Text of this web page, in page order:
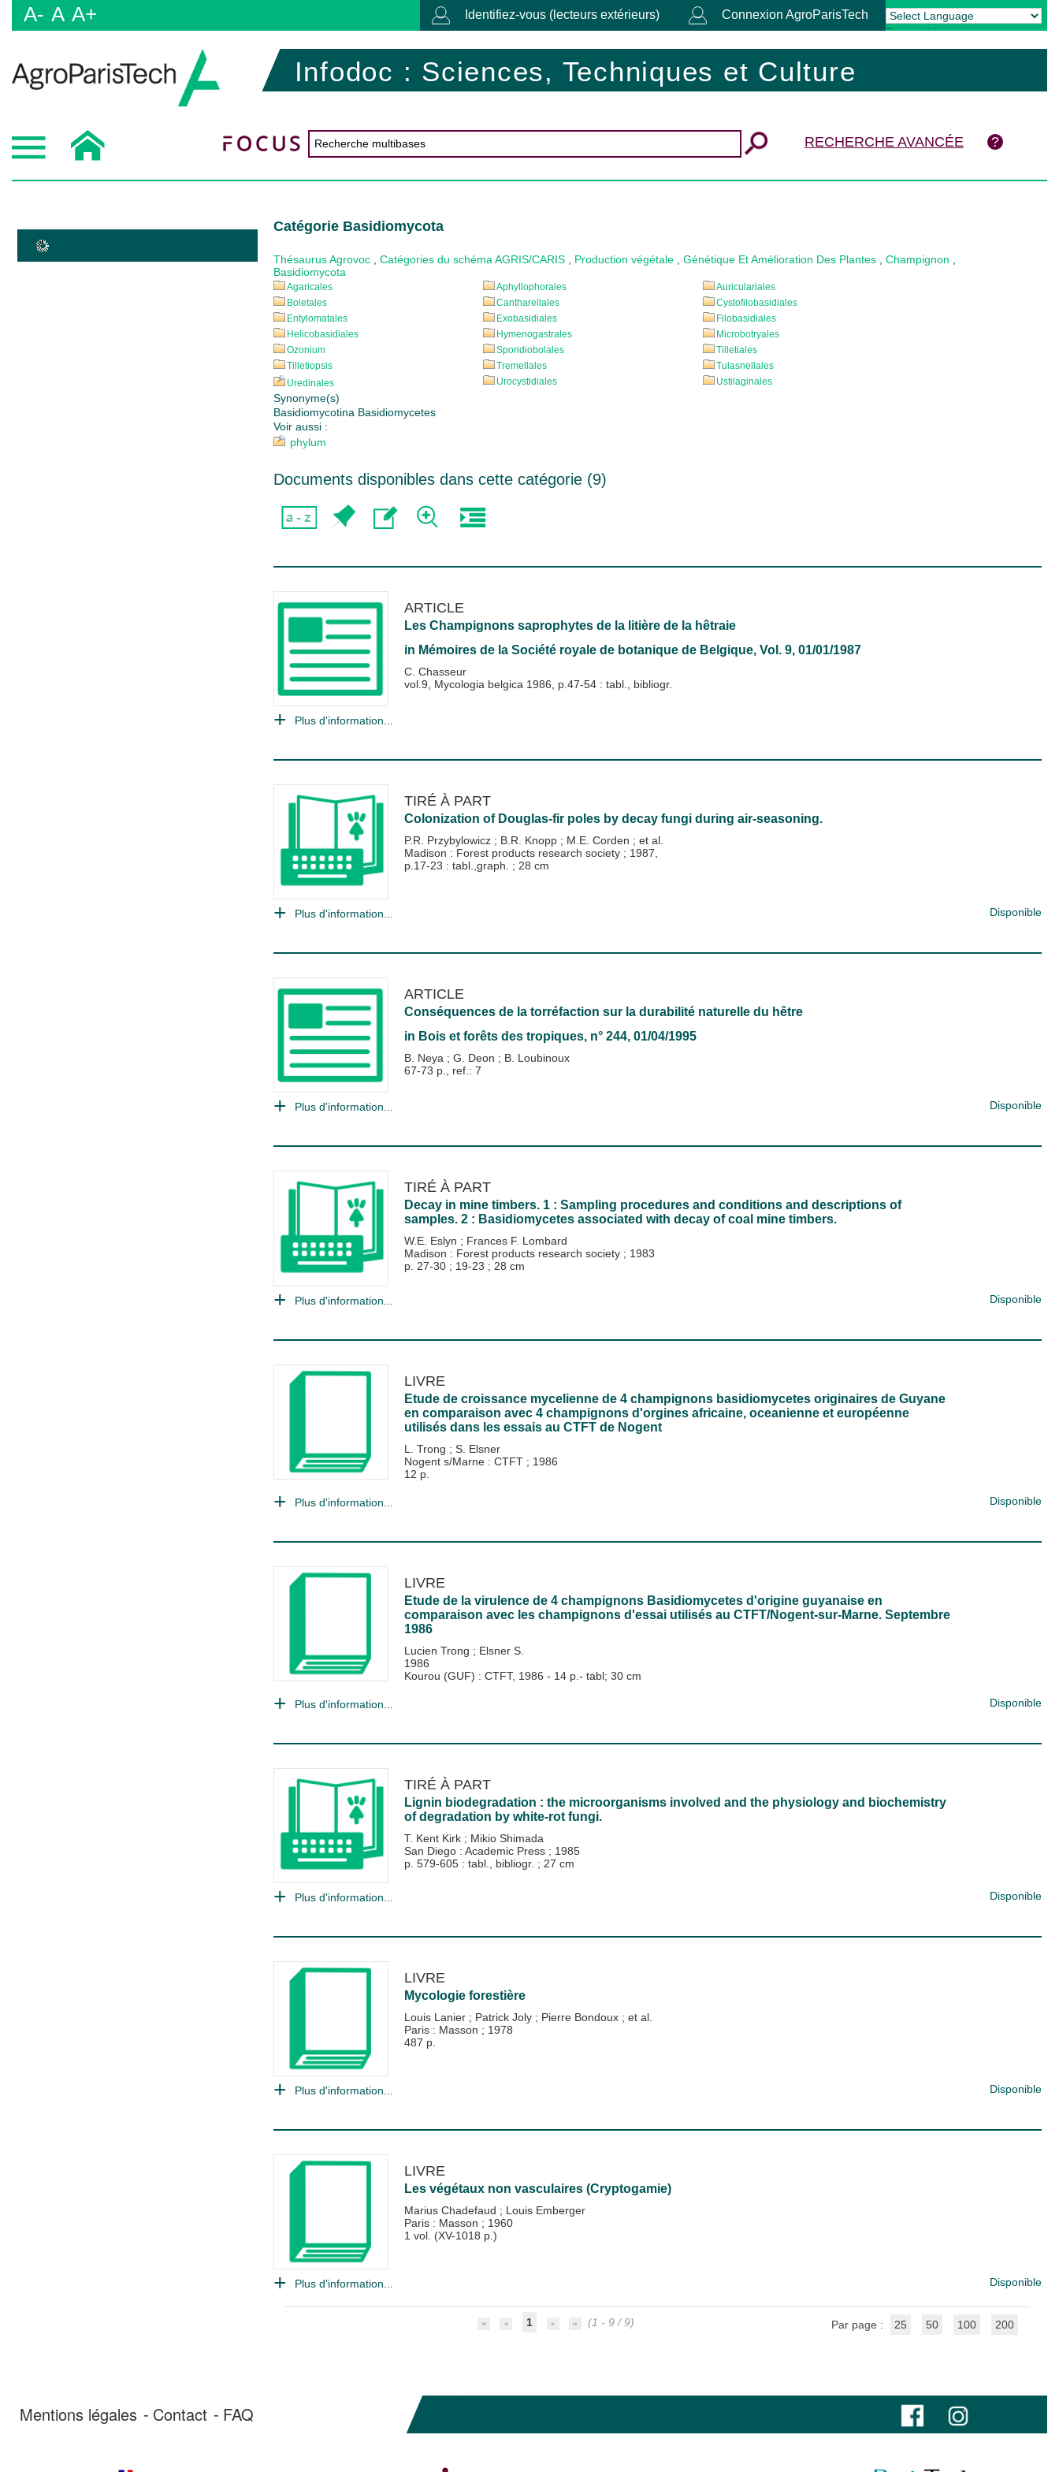
A- A A+ Identifiez-vous (lecteurs extérieurs) Connexion AgroParisTech
Powered by Translate
Infodoc : Sciences, Techniques et Culture
RECHERCHE AVANCÉE
Catégorie Basidiomycota
Thésaurus Agrovoc Catégories du schéma AGRIS/CARIS Production végétale Génétique Et Amélioration Des Plantes Champignon
Basidiomycota
Agaricales Aphyllophorales
Auriculariales
Boletales
Cantharellales
Cystofilobasidiales
Entylomatales
Exobasidiales
Filobasidiales
Helicobasidiales
Hymenogastrales
Microbotryales
Ozonium
Sporidiobolales
Tilletiales
Tilletiopsis
Tremellales
Tulasnellales
Uredinales
Urocystidiales Ustilaginales
Synonyme(s)
Basidiomycotina Basidiomycetes
Voir aussi :
phylum
Documents disponibles dans cette catégorie (9)
ARTICLE
Les Champignons saprophytes de la litière de la hêtraie
in Mémoires de la Société royale de botanique de Belgique, Vol. 9, 01/01/1987
C. Chasseur
vol.9, Mycologia belgica 1986, p.47-54 : tabl., bibliogr.
Plus d'information...
TIRÉ À PART
Colonization of Douglas-fir poles by decay fungi during air-seasoning.
P.R. Przybylowicz ; B.R. Knopp ; M.E. Corden ; et al.
Madison : Forest products research society ; 1987,
p.17-23 : tabl.,graph. ; 28 cm
Plus d'information... Disponible
ARTICLE
Conséquences de la torréfaction sur la durabilité naturelle du hêtre
in Bois et forêts des tropiques, n° 244, 01/04/1995
B. Neya ; G. Deon ; B. Loubinoux
67-73 p., ref.: 7
Plus d'information... Disponible
TIRÉ À PART
Decay in mine timbers. 1 : Sampling procedures and conditions and descriptions of
samples. 2 : Basidiomycetes associated with decay of coal mine timbers.
W.E. Eslyn ; Frances F. Lombard
Madison : Forest products research society ; 1983
p. 27-30 ; 19-23 ; 28 cm
Plus d'information... Disponible
LIVRE
Etude de croissance mycelienne de 4 champignons basidiomycetes originaires de Guyane
en comparaison avec 4 champignons d'orgines africaine, oceanienne et européenne
utilisés dans les essais au CTFT de Nogent
L. Trong ; S. Elsner
Nogent s/Marne : CTFT ; 1986
12 p.
Plus d'information... Disponible
LIVRE
Etude de la virulence de 4 champignons Basidiomycetes d'origine guyanaise en
comparaison avec les champignons d'essai utilisés au CTFT/Nogent-sur-Marne. Septembre
1986
Lucien Trong ; Elsner S.
1986
Kourou (GUF) : CTFT, 1986 - 14 p.- tabl; 30 cm
Plus d'information... Disponible
TIRÉ À PART
Lignin biodegradation : the microorganisms involved and the physiology and biochemistry
of degradation by white-rot fungi.
T. Kent Kirk ; Mikio Shimada
San Diego : Academic Press ; 1985
p. 579-605 : tabl., bibliogr. ; 27 cm
Plus d'information... Disponible
LIVRE
Mycologie forestière
Louis Lanier ; Patrick Joly ; Pierre Bondoux ; et al.
Paris : Masson ; 1978
487 p.
Plus d'information... Disponible
LIVRE
Les végétaux non vasculaires (Cryptogamie)
Marius Chadefaud ; Louis Emberger
Paris : Masson ; 1960
1 vol. (XV-1018 p.)
Plus d'information... Disponible
1 (1 - 9 / 9) Par page : 25 50 100 200
Mentions légales Contact FAQ